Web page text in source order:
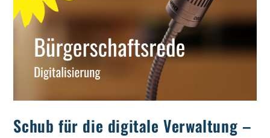
Schub für die digitale Verwaltung –